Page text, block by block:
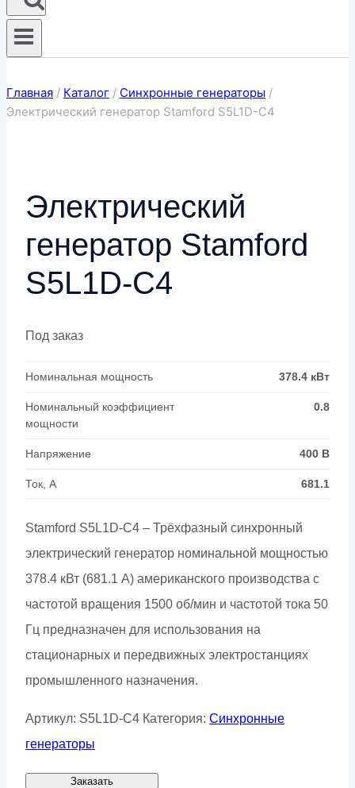
Главная / Каталог / Синхронные генераторы /
Электрический генератор Stamford S5L1D-C4
Электрический
генератор Stamford
S5L1D-C4
Под заказ
Номинальная мощность 378.4 кВт
Номинальный коэффициент
мощности
0.8
Напряжение 400 В
Ток, А 681.1
Stamford S5L1D-C4 – Трёхфазный синхронный
электрический генератор номинальной мощностью
378.4 кВт (681.1 А) американского производства с
частотой вращения 1500 об/мин и частотой тока 50
Гц предназначен для использования на
стационарных и передвижных электростанциях
промышленного назначения.
Артикул: S5L1D-C4 Категория: Синхронные
генераторы
Заказать